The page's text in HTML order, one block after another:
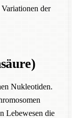
der
Nukleotiden.
Lebewesen die